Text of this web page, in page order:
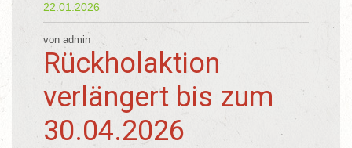
22.01.2026
von admin
Rückholaktion
verlängert bis zum
30.04.2026